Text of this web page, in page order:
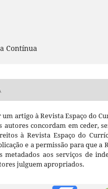
Contínua
artigo à Revista Espaço do
autores concordam em ceder,
à Revista Espaço do
e a permissão para que a
metadados aos serviços de
julguem apropriados.